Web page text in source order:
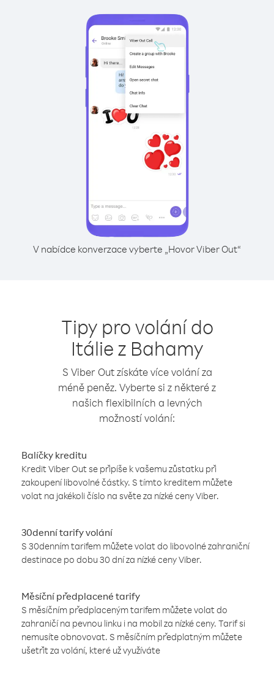
V nabídce konverzace vyberte „Hovor Viber Out“
Tipy pro volání do
Itálie z Bahamy
S Viber Out získáte více volání za
méně peněz. Vyberte si z některé z
našich flexibilních a levných
možností volání:
Balíčky kreditu
Kredit Viber Out se připíše k vašemu zůstatku při
zakoupení libovolné částky. S tímto kreditem můžete
volat na jakékoli číslo na světe za nízké ceny Viber.
30denní tarify volání
S 30denním tarifem můžete volat do libovolné zahraniční
destinace po dobu 30 dní za nízké ceny Viber.
Měsíční předplacené tarify
S měsíčním předplaceným tarifem můžete volat do
zahraničí na pevnou linku i na mobil za nízké ceny. Tarif si
nemusíte obnovovat. S měsíčním předplatným můžete
ušetřit za volání, které už využíváte